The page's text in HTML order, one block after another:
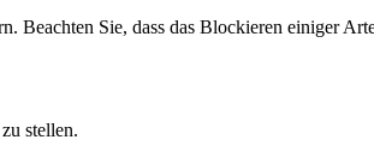
Beachten Sie, dass das Blockieren einiger
stellen.